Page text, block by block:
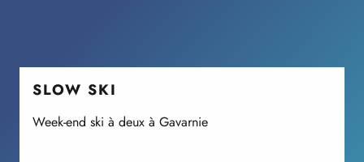
SLOW SKI
Week-end ski à deux à Gavarnie